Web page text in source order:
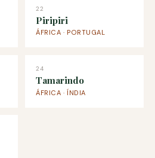
22
Piripiri
ÁFRICA · PORTUGAL
24
Tamarindo
ÁFRICA · ÍNDIA